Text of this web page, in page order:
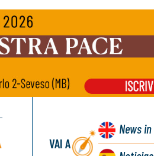
VAI A
Newsin